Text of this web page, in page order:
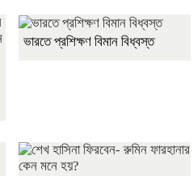
ভারতে প্রশিক্ষণ বিমান বিধ্বস্ত